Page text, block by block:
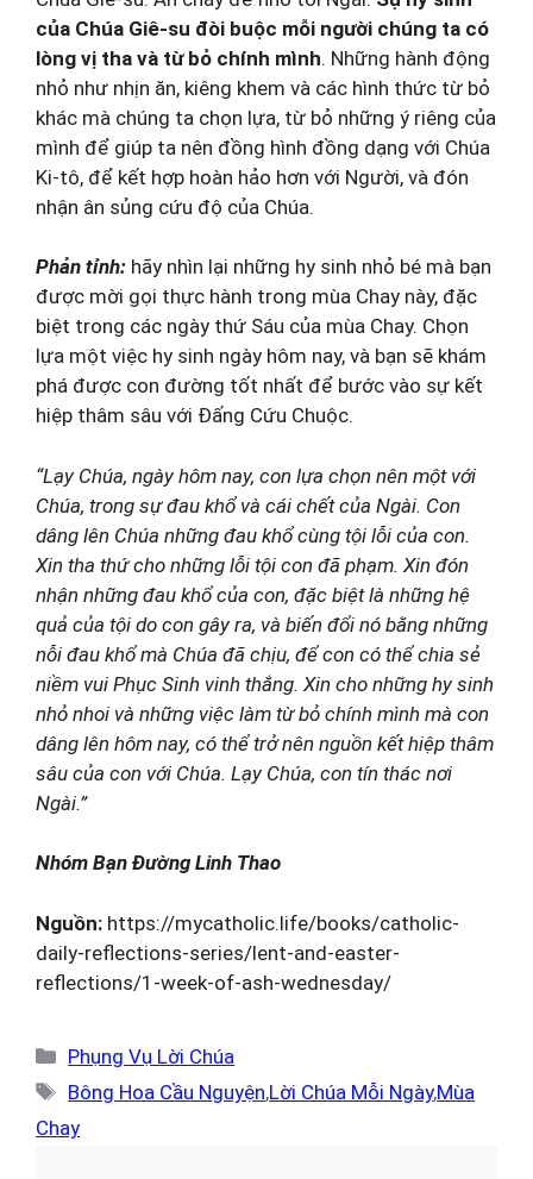
của Chúa Giê-su đòi buộc mỗi người chúng ta có
lòng vị tha và từ bỏ chính mình. Những hành động
nhỏ như nhịn ăn, kiêng khem và các hình thức từ bỏ
khác mà chúng ta chọn lựa, từ bỏ những ý riêng của
mình để giúp ta nên đồng hình đồng dạng với Chúa
Ki-tô, để kết hợp hoàn hảo hơn với Người, và đón
nhận ân sủng cứu độ của Chúa.
Phản tỉnh: hãy nhìn lại những hy sinh nhỏ bé mà bạn
được mời gọi thực hành trong mùa Chay này, đặc
biệt trong các ngày thứ Sáu của mùa Chay. Chọn
lựa một việc hy sinh ngày hôm nay, và bạn sẽ khám
phá được con đường tốt nhất để bước vào sự kết
hiệp thâm sâu với Đấng Cứu Chuộc.
“Lạy Chúa, ngày hôm nay, con lựa chọn nên một với
Chúa, trong sự đau khổ và cái chết của Ngài. Con
dâng lên Chúa những đau khổ cùng tội lỗi của con.
Xin tha thứ cho những lỗi tội con đã phạm. Xin đón
nhận những đau khổ của con, đặc biệt là những hệ
quả của tội do con gây ra, và biến đổi nó bằng những
nỗi đau khổ mà Chúa đã chịu, để con có thể chia sẻ
niềm vui Phục Sinh vinh thắng. Xin cho những hy sinh
nhỏ nhoi và những việc làm từ bỏ chính mình mà con
dâng lên hôm nay, có thể trở nên nguồn kết hiệp thâm
sâu của con với Chúa. Lạy Chúa, con tín thác nơi
Ngài.”
Nhóm Bạn Đường Linh Thao
Nguồn: https://mycatholic.life/books/catholic-
daily-reflections-series/lent-and-easter-
reflections/1-week-of-ash-wednesday/
Danh
mục
Phụng Vụ Lời Chúa
Thẻ
Bông Hoa Cầu Nguyện,Lời Chúa Mỗi Ngày,Mùa
Chay